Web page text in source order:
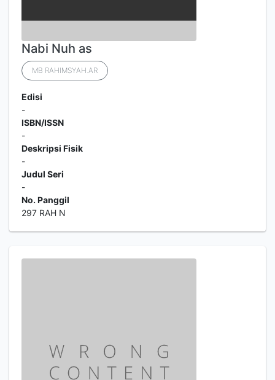
Nabi Nuh as
MB RAHIMSYAH.AR
Edisi
-
ISBN/ISSN
-
Deskripsi Fisik
-
Judul Seri
-
No. Panggil
297 RAH N